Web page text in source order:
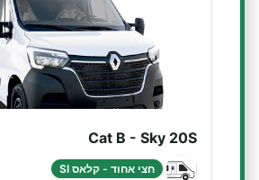
Cat B - Sky 20S
חצי אחוד - קלאס SI